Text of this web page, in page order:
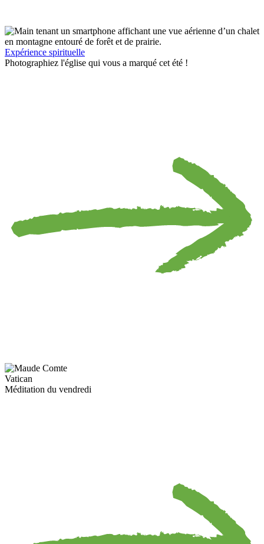
Expérience spirituelle
Photographiez l'église qui vous a marqué cet été !
Vatican
Méditation du vendredi